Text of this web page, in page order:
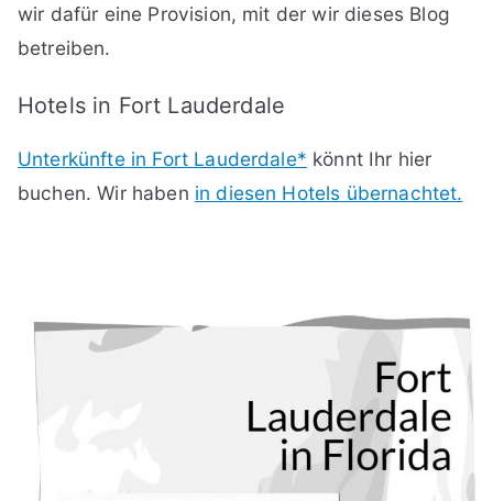
wir dafür eine Provision, mit der wir dieses Blog
betreiben.
Hotels in Fort Lauderdale
Unterkünfte in Fort Lauderdale* könnt Ihr hier
buchen. Wir haben in diesen Hotels übernachtet.